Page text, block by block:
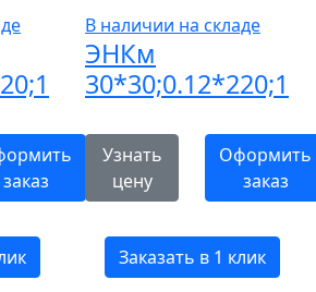
заказ
В наличии на складе
ЭНКм
30*30;0.12*220;1
Узнать
цену
Оформить
заказ
Заказать в 1 клик